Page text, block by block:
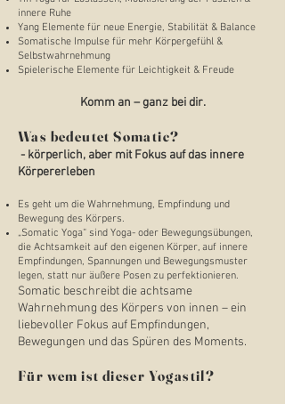
innere Ruhe
Yang Elemente für neue Energie, Stabilität & Balance
Somatische Impulse für mehr Körpergefühl &
Selbstwahrnehmung
Spielerische Elemente für Leichtigkeit & Freude
Komm an – ganz bei dir.
Was bedeutet Somatic?
​ - körperlich, aber mit Fokus auf das innere
Körpererleben
Es geht um die Wahrnehmung, Empfindung und
Bewegung des Körpers.
„Somatic Yoga“ sind Yoga- oder Bewegungsübungen,
die Achtsamkeit auf den eigenen Körper, auf innere
Empfindungen, Spannungen und Bewegungsmuster
legen, statt nur äußere Posen zu perfektionieren.
Somatic beschreibt die achtsame
Wahrnehmung des Körpers von innen – ein
liebevoller Fokus auf Empfindungen,
Bewegungen und das Spüren des Moments.
Für wem ist dieser Yogastil?